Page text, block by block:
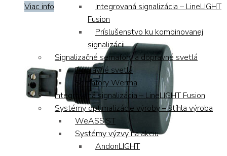
Integrovaná signalizácia – LineLIGHT
Fusion
Príslušenstvo ku kombinovanej
signalizácii
Signalizačné semafory a dopravné svetlá
Dopravné svetlá
Semafory Werma
Integrovaná signalizácia – LineLIGHT Fusion
Systémy optimalizácie výroby – štíhla výroba
WeASSIST
Systémy výzvy na akciu
AndonLIGHT
Viac info